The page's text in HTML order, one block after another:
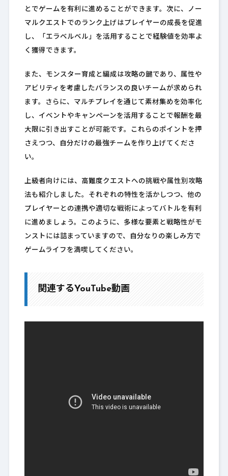
とでゲームを有利に進めることができます。次に、ノー
マルクエストでのランク上げはプレイヤーの成長を促進
し、「エラベルベル」を活用することで経験値を効率よ
く獲得できます。
また、モンスター育成と編成は攻略の鍵であり、属性や
アビリティを考慮したバランスの良いチームが求められ
ます。さらに、マルチプレイを通じて素材集めを効率化
し、イベントやキャンペーンを活用することで報酬を最
大限に引き出すことが可能です。これらのポイントを押
さえつつ、自分だけの最強チームを作り上げてくださ
い。
上級者向けには、高難度クエストへの挑戦や属性別攻略
法も紹介しました。それぞれの特性を活かしつつ、他の
プレイヤーとの連携や適切な戦術によってバトルを有利
に進めましょう。このように、多様な要素と戦略性がモ
ンストには詰まっていますので、自分なりの楽しみ方で
ゲームライフを満喫してください。
関連するYouTube動画